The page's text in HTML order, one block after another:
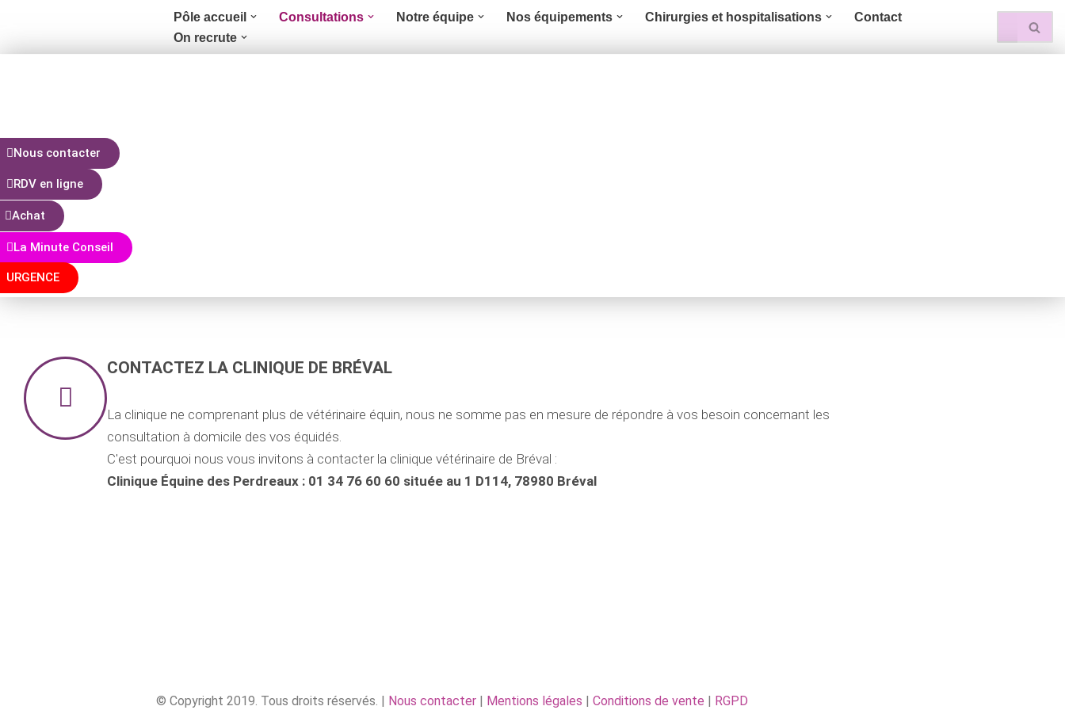
Pôle accueil Consultations Notre équipe Nos équipements Chirurgies et hospitalisations
Contact
On recrute
CONTACTEZ LA CLINIQUE DE BRÉVAL
La clinique ne comprenant plus de vétérinaire équin, nous ne somme pas en mesure de répondre à vos besoin concernant les
consultation à domicile des vos équidés.
C'est pourquoi nous vous invitons à contacter la clinique vétérinaire de Bréval :
Clinique Équine des Perdreaux : 01 34 76 60 60 située au 1 D114, 78980 Bréval
© Copyright 2019. Tous droits réservés. | Nous contacter| Mentions légales | Conditions de vente | RGPD
Nous contacter
La Minute Conseil
URGENCE
RDV en ligne
Achat